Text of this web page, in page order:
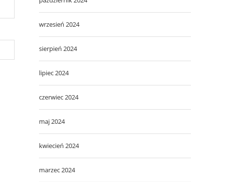
wrzesień 2024
sierpień 2024
lipiec 2024
czerwiec 2024
maj 2024
kwiecień 2024
marzec 2024